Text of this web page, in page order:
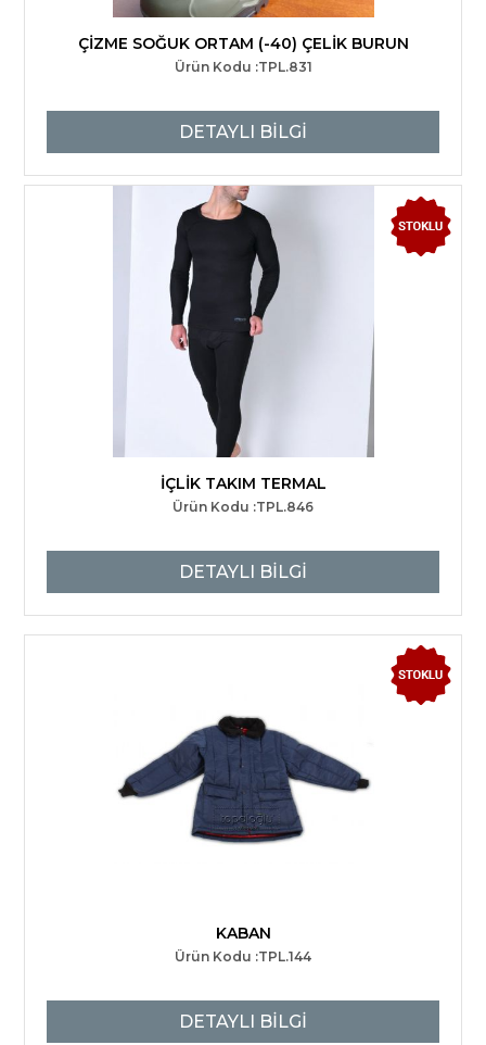
ÇİZME SOĞUK ORTAM (-40) ÇELİK BURUN
Ürün Kodu :TPL.831
DETAYLI BİLGİ
İÇLİK TAKIM TERMAL
Ürün Kodu :TPL.846
DETAYLI BİLGİ
KABAN
Ürün Kodu :TPL.144
DETAYLI BİLGİ